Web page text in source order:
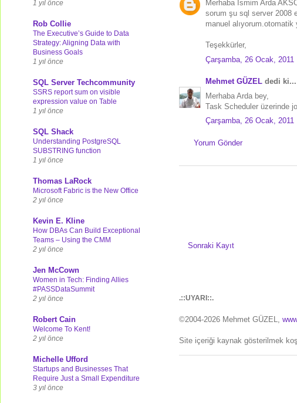
Merhaba İsmim Arda
sorum şu sql server 2008
manuel alıyorum.otomatik
Teşekkürler,
Çarşamba, 26 Ocak, 2011
Mehmet GÜZEL dedi ki...
Merhaba Arda bey,
Task Scheduler üzerinde
Çarşamba, 26 Ocak, 2011
Yorum Gönder
Sonraki Kayıt
.::UYARI::.
©2004-2026 Mehmet GÜZEL,
Site içeriği kaynak gösterilmek
1 yıl önce
Rob Collie
The Executive’s Guide to Data
Strategy: Aligning Data with
Business Goals
1 yıl önce
SQL Server Techcommunity
SSRS report sum on visible
expression value on Table
1 yıl önce
SQL Shack
Understanding PostgreSQL
SUBSTRING function
1 yıl önce
Thomas LaRock
Microsoft Fabric is the New Office
2 yıl önce
Kevin E. Kline
How DBAs Can Build Exceptional
Teams – Using the CMM
2 yıl önce
Jen McCown
Women in Tech: Finding Allies
#PASSDataSummit
2 yıl önce
Robert Cain
Welcome To Kent!
2 yıl önce
Michelle Ufford
Startups and Businesses That
Require Just a Small Expenditure
3 yıl önce